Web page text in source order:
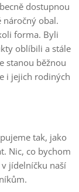
dostupnou
náročný obal.
forma. Byli
oblíbili a stále
stanou běžnou
i jejich rodiných
tak, jako
Nic, co bychom
jídelníčku naší